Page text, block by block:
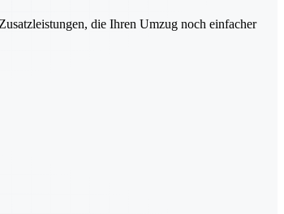
die Ihren Umzug noch einfacher